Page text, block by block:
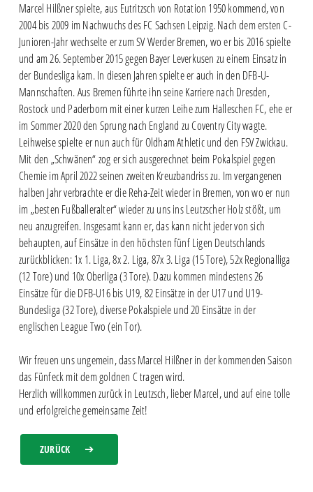
Marcel Hilßner spielte, aus Eutritzsch von Rotation 1950 kommend, von
2004 bis 2009 im Nachwuchs des FC Sachsen Leipzig. Nach dem ersten C-
Junioren-Jahr wechselte er zum SV Werder Bremen, wo er bis 2016 spielte
und am 26. September 2015 gegen Bayer Leverkusen zu einem Einsatz in
der Bundesliga kam. In diesen Jahren spielte er auch in den DFB-U-
Mannschaften. Aus Bremen führte ihn seine Karriere nach Dresden,
Rostock und Paderborn mit einer kurzen Leihe zum Halleschen FC, ehe er
im Sommer 2020 den Sprung nach England zu Coventry City wagte.
Leihweise spielte er nun auch für Oldham Athletic und den FSV Zwickau.
Mit den „Schwänen“ zog er sich ausgerechnet beim Pokalspiel gegen
Chemie im April 2022 seinen zweiten Kreuzbandriss zu. Im vergangenen
halben Jahr verbrachte er die Reha-Zeit wieder in Bremen, von wo er nun
im „besten Fußballeralter“ wieder zu uns ins Leutzscher Holz stößt, um
neu anzugreifen. Insgesamt kann er, das kann nicht jeder von sich
behaupten, auf Einsätze in den höchsten fünf Ligen Deutschlands
zurückblicken: 1x 1. Liga, 8x 2. Liga, 87x 3. Liga (15 Tore), 52x Regionalliga
(12 Tore) und 10x Oberliga (3 Tore). Dazu kommen mindestens 26
Einsätze für die DFB-U16 bis U19, 82 Einsätze in der U17 und U19-
Bundesliga (32 Tore), diverse Pokalspiele und 20 Einsätze in der
englischen League Two (ein Tor).
Wir freuen uns ungemein, dass Marcel Hilßner in der kommenden Saison
das Fünfeck mit dem goldnen C tragen wird.
Herzlich willkommen zurück in Leutzsch, lieber Marcel, und auf eine tolle
und erfolgreiche gemeinsame Zeit!
ZURÜCK